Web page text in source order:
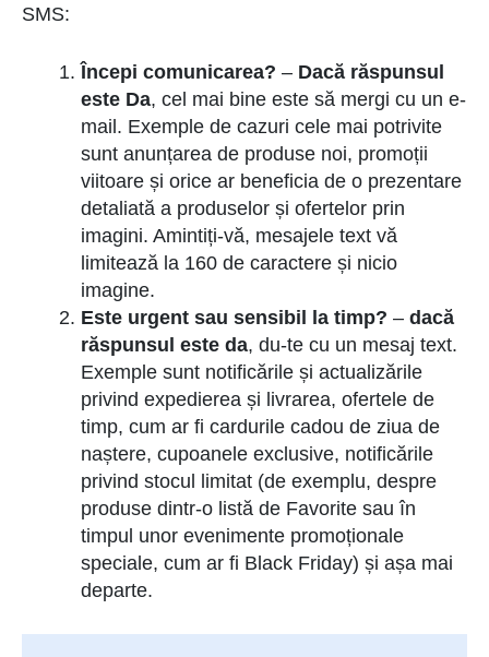
SMS:
Începi comunicarea? – Dacă răspunsul
este Da, cel mai bine este să mergi cu un e-
mail. Exemple de cazuri cele mai potrivite
sunt anunțarea de produse noi, promoții
viitoare și orice ar beneficia de o prezentare
detaliată a produselor și ofertelor prin
imagini. Amintiți-vă, mesajele text vă
limitează la 160 de caractere și nicio
imagine.
Este urgent sau sensibil la timp? – dacă
răspunsul este da, du-te cu un mesaj text.
Exemple sunt notificările și actualizările
privind expedierea și livrarea, ofertele de
timp, cum ar fi cardurile cadou de ziua de
naștere, cupoanele exclusive, notificările
privind stocul limitat (de exemplu, despre
produse dintr-o listă de Favorite sau în
timpul unor evenimente promoționale
speciale, cum ar fi Black Friday) și așa mai
departe.